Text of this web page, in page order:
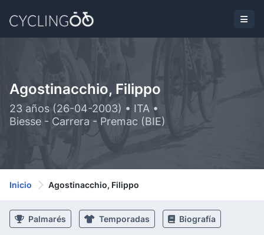
Agostinacchio, Filippo
23 años (26-04-2003) • ITA •
Biesse - Carrera - Premac (BIE)
Inicio Agostinacchio, Filippo
Palmarés Temporadas Biografía